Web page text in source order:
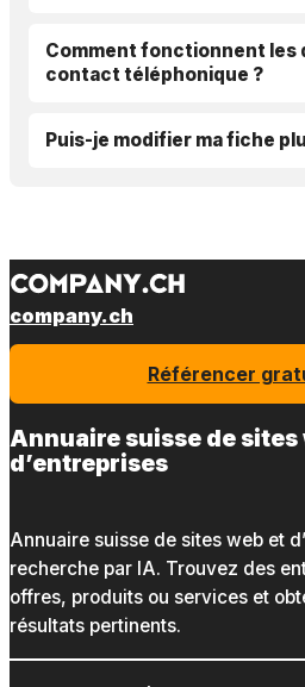
Comment fonctionnent les
contact téléphonique ?
Puis-je modifier ma fiche
company.ch
Référencer
Annuaire suisse de sites
d’entreprises
Annuaire suisse de sites web et
recherche par IA. Trouvez des
offres, produits ou services et
résultats pertinents.